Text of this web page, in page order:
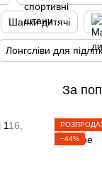
Шапки дитячі
Лонгсліви для
За
−44%